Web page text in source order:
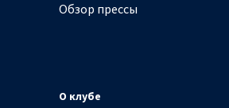
Обзор прессы
О клубе